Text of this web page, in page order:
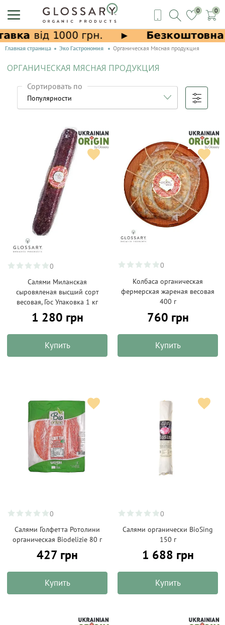
0 0
Главная страница Эко Гастрономия Органическая Мясная продукция
ОРГАНИЧЕСКАЯ МЯСНАЯ ПРОДУКЦИЯ
Сортировать по
0
Салями Миланская
сыровяленая высший сорт
весовая, Гос Упаковка 1 кг
1 280 грн
Купить
0
Колбаса органическая
фермерская жареная весовая
400 г
760 грн
Купить
0
Салями Голфетта Ротолини
органическая Biodelizie 80 г
427 грн
Купить
0
Салями органически BioSing
150 г
1 688 грн
Купить